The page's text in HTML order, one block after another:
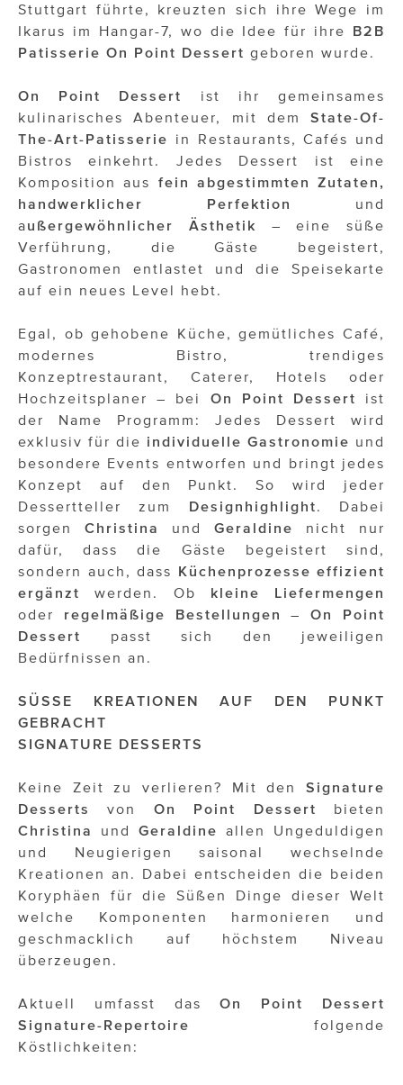
Stuttgart führte, kreuzten sich ihre Wege im
Ikarus im Hangar-7, wo die Idee für ihre B2B
Patisserie On Point Dessert geboren wurde.
On Point Dessert
ist ihr gemeinsames
kulinarisches Abenteuer, mit dem State-Of-
The-Art-Patisserie
in Restaurants, Cafés und
Bistros einkehrt. Jedes Dessert ist eine
Komposition aus fein abgestimmten Zutaten,
handwerklicher Perfektion
und
außergewöhnlicher Ästhetik – eine süße
Verführung, die Gäste begeistert,
Gastronomen entlastet und die Speisekarte
auf ein neues Level hebt.
Egal, ob gehobene Küche, gemütliches Café,
modernes Bistro, trendiges
Konzeptrestaurant, Caterer, Hotels oder
Hochzeitsplaner – bei On Point Dessert
ist
der Name Programm: Jedes Dessert wird
exklusiv für die individuelle Gastronomie und
besondere Events entworfen und bringt jedes
Konzept auf den Punkt. So wird jeder
Dessertteller zum Designhighlight. Dabei
sorgen Christina und Geraldine
nicht nur
dafür, dass die Gäste begeistert sind,
sondern auch, dass Küchenprozesse effizient
ergänzt
werden. Ob kleine Liefermengen
oder regelmäßige Bestellungen –On Point
Dessert
passt sich den jeweiligen
Bedürfnissen an.
SÜSSE KREATIONEN AUF DEN PUNKT
GEBRACHT
SIGNATURE DESSERTS
Keine Zeit zu verlieren? Mit den Signature
Desserts
von On Point Dessert bieten
Christina
und Geraldine
allen Ungeduldigen
und Neugierigen saisonal wechselnde
Kreationen an. Dabei entscheiden die beiden
Koryphäen für die Süßen Dinge dieser Welt
welche Komponenten harmonieren und
geschmacklich auf höchstem Niveau
überzeugen.
Aktuell umfasst dasOn Point Dessert
Signature-Repertoire
folgende
Köstlichkeiten: